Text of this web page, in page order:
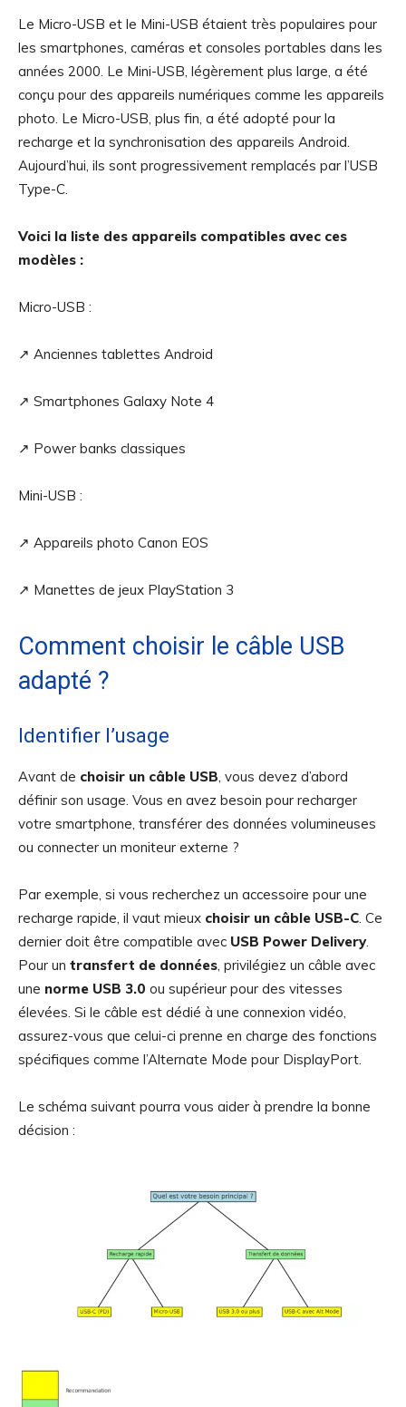
Le Micro-USB et le Mini-USB étaient très populaires pour
les smartphones, caméras et consoles portables dans les
années 2000. Le Mini-USB, légèrement plus large, a été
conçu pour des appareils numériques comme les appareils
photo. Le Micro-USB, plus fin, a été adopté pour la
recharge et la synchronisation des appareils Android.
Aujourd’hui, ils sont progressivement remplacés par l’USB
Type-C.
Voici la liste des appareils compatibles avec ces
modèles :
Micro-USB :
↗️ Anciennes tablettes Android
↗️ Smartphones Galaxy Note 4
↗️ Power banks classiques
Mini-USB :
↗️ Appareils photo Canon EOS
↗️ Manettes de jeux PlayStation 3
Comment choisir le câble USB
adapté ?
Identifier l’usage
Avant de choisir un câble USB , vous devez d’abord
définir son usage. Vous en avez besoin pour recharger
votre smartphone, transférer des données volumineuses
ou connecter un moniteur externe ?
Par exemple, si vous recherchez un accessoire pour une
recharge rapide, il vaut mieux choisir un câble USB-C . Ce
dernier doit être compatible avec USB Power Delivery.
Pour un transfert de données , privilégiez un câble avec
une norme USB 3.0 ou supérieur pour des vitesses
élevées. Si le câble est dédié à une connexion vidéo,
assurez-vous que celui-ci prenne en charge des fonctions
spécifiques comme l’Alternate Mode pour DisplayPort.
Le schéma suivant pourra vous aider à prendre la bonne
décision :